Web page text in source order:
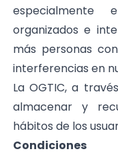
especialmente
organizados e
más personas
interferencias en
La OGTIC, a
almacenar y
hábitos de los
Condiciones